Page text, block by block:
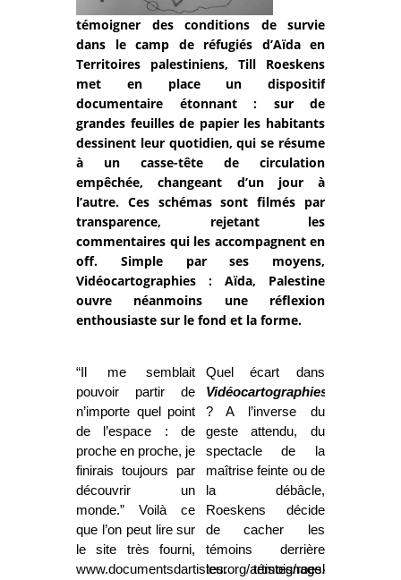
témoigner des conditions de survie
dans le camp de réfugiés d’Aïda en
Territoires palestiniens, Till Roeskens
met en place un dispositif
documentaire étonnant : sur de
grandes feuilles de papier les habitants
dessinent leur quotidien, qui se résume
à un casse-tête de circulation
empêchée, changeant d’un jour à
l’autre. Ces schémas sont filmés par
transparence, rejetant les
commentaires qui les accompagnent en
off. Simple par ses moyens,
Vidéocartographies : Aïda, Palestine
ouvre néanmoins une réflexion
enthousiaste sur le fond et la forme.
“Il me semblait
pouvoir partir de
n’importe quel point
de l’espace : de
proche en proche, je
finirais toujours par
découvrir un
monde.” Voilà ce
que l’on peut lire sur
le site très fourni,
www.documentsdartistes.org/artistes/roeskens
Quel écart dans
Vidéocartographies
? A l’inverse du
geste attendu, du
spectacle de la
maîtrise feinte ou de
la débâcle,
Roeskens décide
de cacher les
témoins derrière
leur témoignage.